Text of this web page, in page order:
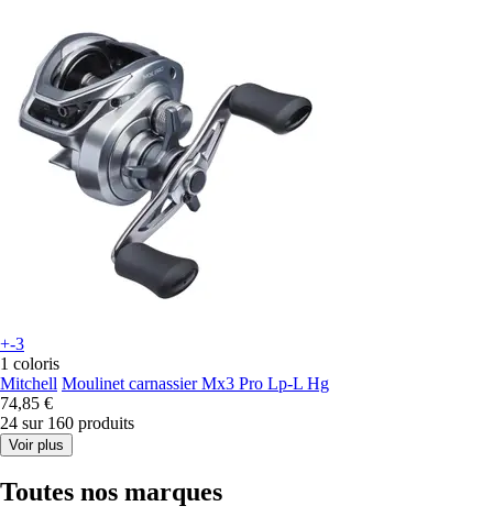
+-3
1 coloris
Mitchell Moulinet carnassier Mx3 Pro Lp-L Hg
74,85 €
24 sur 160 produits
Voir plus
Toutes nos marques